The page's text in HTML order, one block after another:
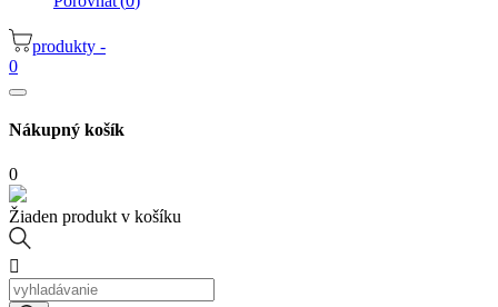
produkty -
0
Nákupný košík
0
Žiaden produkt v košíku
